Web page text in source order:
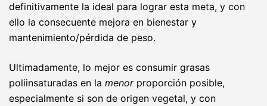
definitivamente la ideal para lograr esta meta, y con
ello la consecuente mejora en bienestar y
mantenimiento/pérdida de peso.
Ultimadamente, lo mejor es consumir grasas
poliinsaturadas en la menor proporción posible,
especialmente si son de origen vegetal, y con